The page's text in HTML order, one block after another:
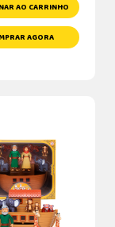
AO CARRINHO
AGORA